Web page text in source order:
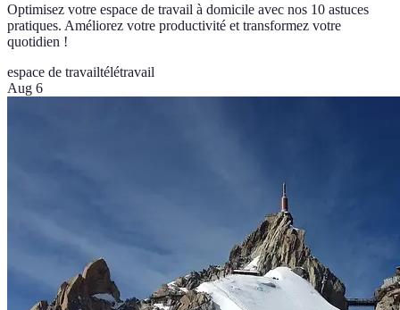
Optimisez votre espace de travail à domicile avec nos 10 astuces
pratiques. Améliorez votre productivité et transformez votre
quotidien !
espace de travailtélétravail
Aug 6